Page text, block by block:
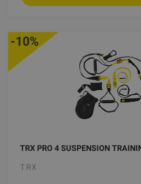
TRX PRO 4 SUSPENSION
TRX
-10%